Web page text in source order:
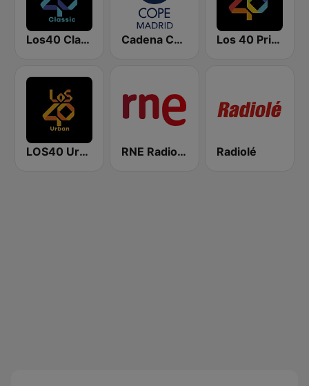
Los40 Classic Cadena COPE Madrid Los 40 Principales
LOS40 Urban RNE Radio Nacional Radiolé